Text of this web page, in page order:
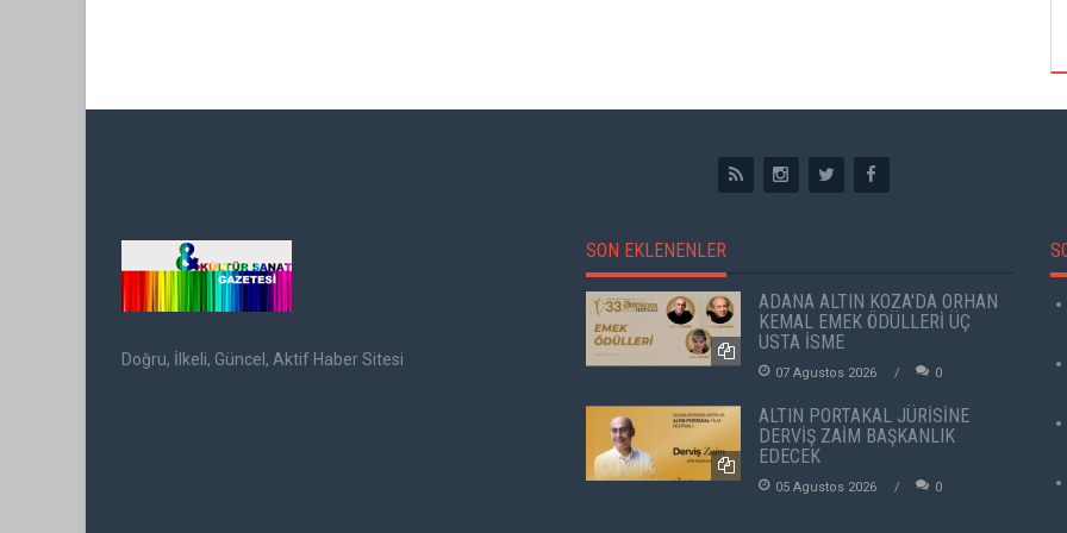
Doğru, İlkeli, Güncel, Aktif Haber Sitesi
SON EKLENENLER
ADANA ALTIN KOZA'DA ORHAN
KEMAL EMEK ÖDÜLLERİ ÜÇ
USTA İSME
07 Agustos 2026 0
ALTIN PORTAKAL JÜRİSİNE
DERVİŞ ZAİM BAŞKANLIK
EDECEK
05 Agustos 2026 0